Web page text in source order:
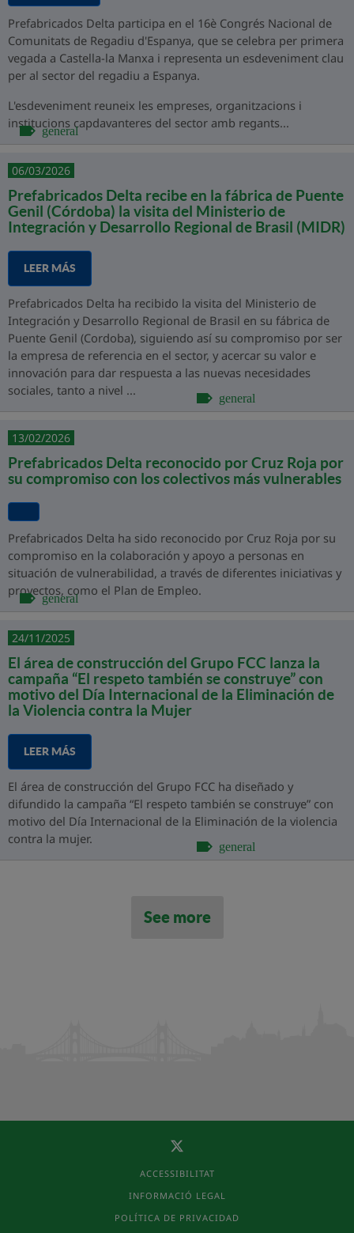
Prefabricados Delta participa en el 16è Congrés Nacional de
Comunitats de Regadiu d'Espanya, que se celebra per primera
vegada a Castella-la Manxa i representa un esdeveniment clau
per al sector del regadiu a Espanya.
L'esdeveniment reuneix les empreses, organitzacions i
institucions capdavanteres del sector amb regants...
general
06/03/2026
Prefabricados Delta recibe en la fábrica de Puente
Genil (Córdoba) la visita del Ministerio de
Integración y Desarrollo Regional de Brasil (MIDR)
LEER MÁS
Prefabricados Delta ha recibido la visita del Ministerio de
Integración y Desarrollo Regional de Brasil en su fábrica de
Puente Genil (Cordoba), siguiendo así su compromiso por ser
la empresa de referencia en el sector, y acercar su valor e
innovación para dar respuesta a las nuevas necesidades
sociales, tanto a nivel ...
general
13/02/2026
Prefabricados Delta reconocido por Cruz Roja por
su compromiso con los colectivos más vulnerables
Prefabricados Delta ha sido reconocido por Cruz Roja por su
compromiso en la colaboración y apoyo a personas en
situación de vulnerabilidad, a través de diferentes iniciativas y
proyectos, como el Plan de Empleo.
general
24/11/2025
El área de construcción del Grupo FCC lanza la
campaña “El respeto también se construye” con
motivo del Día Internacional de la Eliminación de
la Violencia contra la Mujer
LEER MÁS
El área de construcción del Grupo FCC ha diseñado y
difundido la campaña “El respeto también se construye” con
motivo del Día Internacional de la Eliminación de la violencia
contra la mujer.
general
See more
ACCESSIBILITAT
INFORMACIÓ LEGAL
POLÍTICA DE PRIVACIDAD